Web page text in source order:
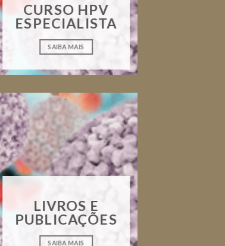
CURSO HPV
ESPECIALISTA
SAIBA MAIS
LIVROS E
PUBLICAÇÕES
SAIBA MAIS